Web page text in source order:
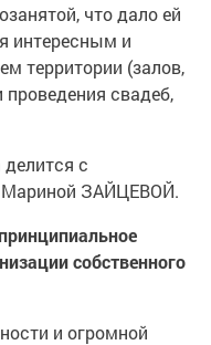
что дало ей
интересным и
территории (залов,
свадеб,
с
Мариной ЗАЙЦЕВОЙ.
собственного
и огромной